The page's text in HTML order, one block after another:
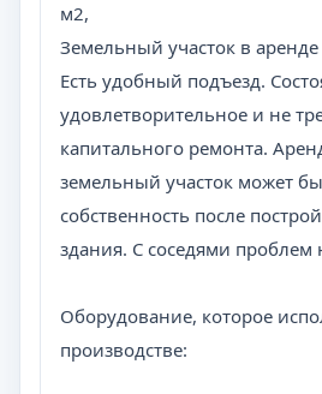
м2,
Земельный участок в
Есть удобный подъезд.
удовлетворительное и не
капитального ремонта.
земельный участок может
собственность после
здания. С соседями проблем
Оборудование, которое
производстве: